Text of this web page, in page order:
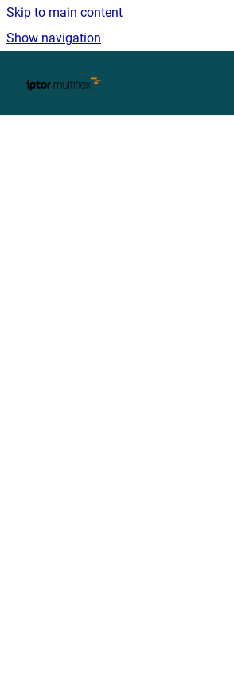
Skip to main content
Show navigation